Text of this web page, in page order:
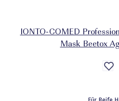
IONTO-COMED
Mask Beetox
Auf
die